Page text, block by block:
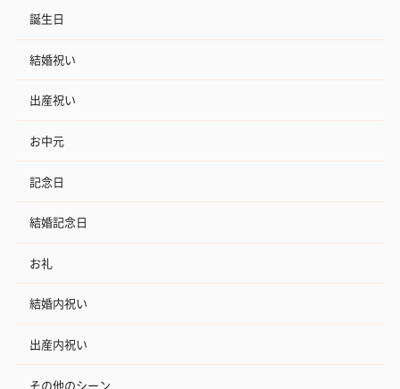
誕生日
結婚祝い
出産祝い
お中元
記念日
結婚記念日
お礼
結婚内祝い
出産内祝い
その他のシーン